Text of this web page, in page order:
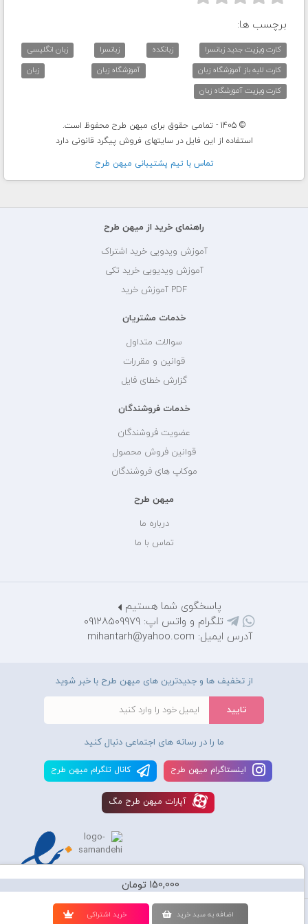
150,000 تومان
اضافه به سبد خريد خريد اشتراکی
برچسب ها:
کارت ویزیت جدید زبانسرا زبانکده زبانسرا
زبان انگلیسی
کارت لایه باز آموزشگاه زبان
آموزشگاه زبان
زبان
کارت ویزیت آموزشگاه زبان
© 1405 - تمامی حقوق برای میهن طرح محفوظ است.
استفاده از این فایل در سایتهای فروش پیگرد قانونی دارد
تماس با تيم پشتيبانی ميهن طرح
راهنمای خرید از میهن طرح
آموزش ویدویی خرید اشتراک
آموزش ویدیویی خرید تکی
PDF آموزش خرید
خدمات مشتریان
سوالات متداول
قوانین و مقررات
گزارش خطای فایل
خدمات فروشندگان
عضویت فروشندگان
قوانین فروش محصول
موکاپ های فروشندگان
میهن طرح
درباره ما
تماس با ما
پاسخگوی شما هستیم
تلگرام و واتس اپ: 09128509979
آدرس ایمیل: mihantarh@yahoo.com
از تخفیف ها و جدیدترین های میهن طرح با خبر شوید
ما را در رسانه های اجتماعی دنبال کنید
اينستاگرام ميهن طرح کانال تلگرام ميهن طرح
آپارات ميهن طرح مگ
استفاده از محصولات سايت میهن طرح برای مقاصد تجاری ممنوع و موجب پیگرد